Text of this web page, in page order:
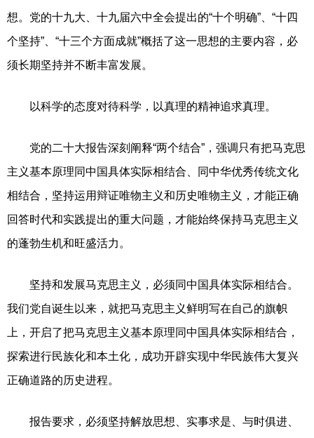
想。党的十九大、十九届六中全会提出的“十个明确”、“十四
个坚持”、“十三个方面成就”概括了这一思想的主要内容，必
须长期坚持并不断丰富发展。
以科学的态度对待科学，以真理的精神追求真理。
党的二十大报告深刻阐释“两个结合”，强调只有把马克思
主义基本原理同中国具体实际相结合、同中华优秀传统文化
相结合，坚持运用辩证唯物主义和历史唯物主义，才能正确
回答时代和实践提出的重大问题，才能始终保持马克思主义
的蓬勃生机和旺盛活力。
坚持和发展马克思主义，必须同中国具体实际相结合。
我们党自诞生以来，就把马克思主义鲜明写在自己的旗帜
上，开启了把马克思主义基本原理同中国具体实际相结合，
探索进行民族化和本土化，成功开辟实现中华民族伟大复兴
正确道路的历史进程。
报告要求，必须坚持解放思想、实事求是、与时俱进、